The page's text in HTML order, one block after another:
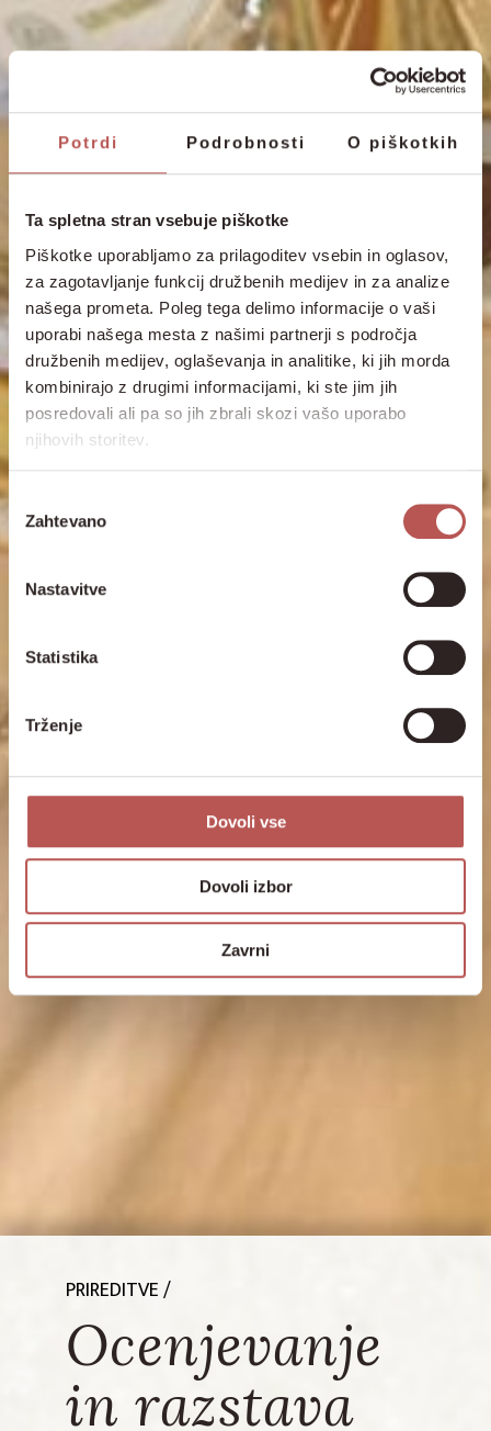
Potrdi Podrobnosti O piškotkih
Ta spletna stran vsebuje piškotke
Piškotke uporabljamo za prilagoditev vsebin in oglasov,
za zagotavljanje funkcij družbenih medijev in za analize
našega prometa. Poleg tega delimo informacije o vaši
uporabi našega mesta z našimi partnerji s področja
družbenih medijev, oglaševanja in analitike, ki jih morda
kombinirajo z drugimi informacijami, ki ste jim jih
posredovali ali pa so jih zbrali skozi vašo uporabo
njihovih storitev.
Izbira
soglasja
Zahtevano
Nastavitve
Statistika
Trženje
Dovoli vse
Dovoli izbor
Zavrni
PRIREDITVE/
Ocenjevanje
in razstava